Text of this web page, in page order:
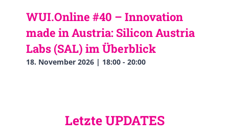
WUI.Online #40 – Innovation
made in Austria: Silicon Austria
Labs (SAL) im Überblick
18. November 2026 | 18:00 - 20:00
Letzte UPDATES